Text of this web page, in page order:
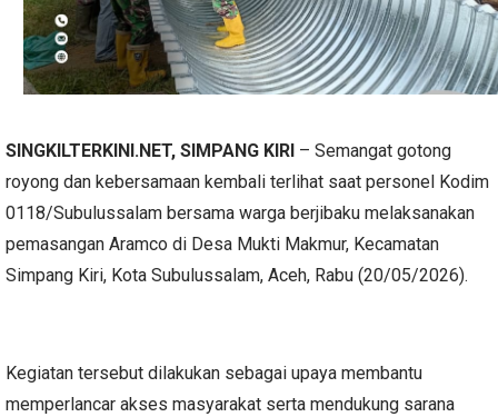
SINGKILTERKINI.NET, SIMPANG KIRI – Semangat gotong
royong dan kebersamaan kembali terlihat saat personel Kodim
0118/Subulussalam bersama warga berjibaku melaksanakan
pemasangan Aramco di Desa Mukti Makmur, Kecamatan
Simpang Kiri, Kota Subulussalam, Aceh, Rabu (20/05/2026).
Kegiatan tersebut dilakukan sebagai upaya membantu
memperlancar akses masyarakat serta mendukung sarana